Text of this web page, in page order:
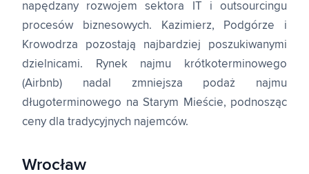
napędzany rozwojem sektora IT i outsourcingu
procesów biznesowych. Kazimierz, Podgórze i
Krowodrza pozostają najbardziej poszukiwanymi
dzielnicami. Rynek najmu krótkoterminowego
(Airbnb) nadal zmniejsza podaż najmu
długoterminowego na Starym Mieście, podnosząc
ceny dla tradycyjnych najemców.
Wrocław